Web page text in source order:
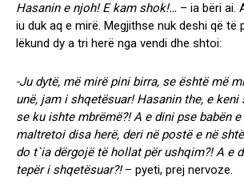
Hasanin e njoh! E kam shok!… – ia bëri ai.
iu duk aq e mirë. Megjithse nuk deshi që të
lëkund dy a tri herë nga vendi dhe shtoi:
-Ju dytë, më mirë pini birra, se është më
unë, jam i shqetësuar! Hasanin the, e keni
se ku ishte mbrëmë?! A e dini pse babën
maltretoi disa herë, deri në postë e në
do t`ia dërgojë të hollat për ushqim?! A e
tepër i shqetësuar?!– pyeti, prej nervoze.